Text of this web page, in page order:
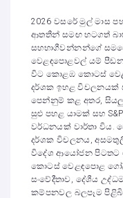
2026 වසරේ මුල් මාස
ආතතීන් සමඟ හටගත්
සහභාගීවන්නන්ගේ
වෙළඳපොළවල් යම්
විට කොළඹ කොටස්
දර්ශක ඉහළ විචලනයක්
පෙන්නුම් කළ අතර, සියලු
සුළු පහළ යාමක් සහ
වර්ධනයක් වාර්තා විය.
දර්ශක විචලනය,
විදේශ ආයෝජන පිටතට
කොටස් වෙළඳපොළ
සංවේදීතාව, දේශීය
කම්පනවල බලපෑම